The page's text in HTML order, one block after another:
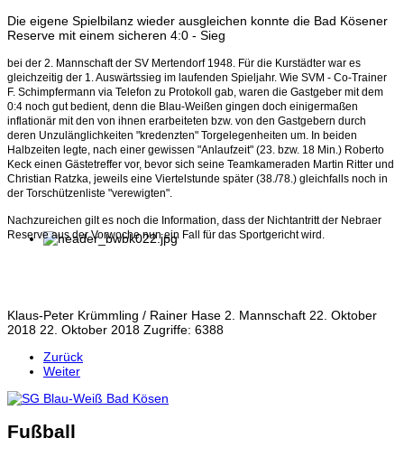
Die eigene Spielbilanz wieder ausgleichen konnte die Bad Kösener
Reserve mit einem sicheren 4:0 - Sieg
bei der 2. Mannschaft der SV Mertendorf 1948. Für die Kurstädter war es
gleichzeitig der 1. Auswärtssieg im laufenden Spieljahr. Wie SVM - Co-Trainer
F. Schimpfermann via Telefon zu Protokoll gab, waren die Gastgeber mit dem
0:4 noch gut bedient, denn die Blau-Weißen gingen doch einigermaßen
inflationär mit den von ihnen erarbeiteten bzw. von den Gastgebern durch
deren Unzulänglichkeiten "kredenzten" Torgelegenheiten um. In beiden
Halbzeiten legte, nach einer gewissen "Anlaufzeit" (23. bzw. 18 Min.) Roberto
Keck einen Gästetreffer vor, bevor sich seine Teamkameraden Martin Ritter und
Christian Ratzka, jeweils eine Viertelstunde später (38./78.) gleichfalls noch in
der Torschützenliste "verewigten".
Nachzureichen gilt es noch die Information, dass der Nichtantritt der Nebraer
Reserve aus der Vorwoche nun ein Fall für das Sportgericht wird.
Klaus-Peter Krümmling / Rainer Hase 2. Mannschaft 22. Oktober
2018 22. Oktober 2018 Zugriffe: 6388
Zurück
Weiter
Fußball